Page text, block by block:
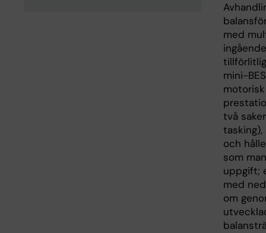
med
mini-
två
och
som
uppgift;
med
om